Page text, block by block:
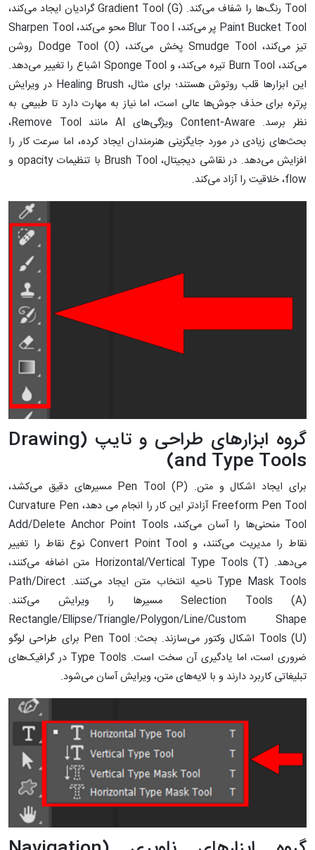
Tool رنگ‌ها را شفاف می‌کند. Gradient Tool (G) گرادیان ایجاد می‌کند،
Paint Bucket Tool پر می‌کند، Blur Too l محو می‌کند، Sharpen Tool
تیز می‌کند، Smudge Tool پخش می‌کند، Dodge Tool (O) روشن
می‌کند، Burn Tool تیره می‌کند، و Sponge Tool اشباع را تغییر می‌دهد.
این ابزارها قلب روتوش هستند؛ برای مثال، Healing Brush در ویرایش
پرتره برای حذف جوش‌ها عالی است، اما نیاز به مهارت دارد تا طبیعی به
نظر برسد. Content-Aware ویژگی‌های AI مانند Remove Tool،
بحث‌های زیادی در مورد جایگزینی هنرمندان ایجاد کرده، اما سرعت کار را
افزایش می‌دهد. در نقاشی دیجیتال، Brush Tool با تنظیمات opacity و
flow، خلاقیت را آزاد می‌کند.
گروه ابزارهای طراحی و تایپ (Drawing
and Type Tools)
برای ایجاد اشکال و متن. Pen Tool (P) مسیرهای دقیق می‌کشد،
Freeform Pen Tool آزادتر این کار را انجام می دهد، Curvature Pen
Tool منحنی‌ها را آسان می‌کند، Add/Delete Anchor Point Tools
نقاط را مدیریت می‌کنند، و Convert Point Tool نوع نقاط را تغییر
می‌دهد. Horizontal/Vertical Type Tools (T) متن اضافه می‌کنند،
Type Mask Tools ناحیه انتخاب متن‌ ایجاد می‌کنند. Path/Direct
Selection Tools (A) مسیرها را ویرایش می‌کنند.
Rectangle/Ellipse/Triangle/Polygon/Line/Custom Shape
Tools (U) اشکال وکتور می‌سازند. بحث: Pen Tool برای طراحی لوگو
ضروری است، اما یادگیری آن سخت است. Type Tools در گرافیک‌های
تبلیغاتی کاربرد دارند و با لایه‌های متن، ویرایش آسان می‌شود.